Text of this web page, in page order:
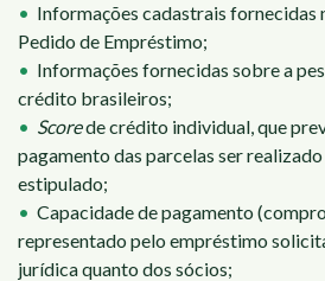
Informações cadastrais fornecidas
Pedido de Empréstimo;
Informações fornecidas sobre a
crédito brasileiros;
Scorede crédito individual, que
pagamento das parcelas ser
estipulado;
Capacidade de pagamento
representado pelo empréstimo
jurídica quanto dos sócios;